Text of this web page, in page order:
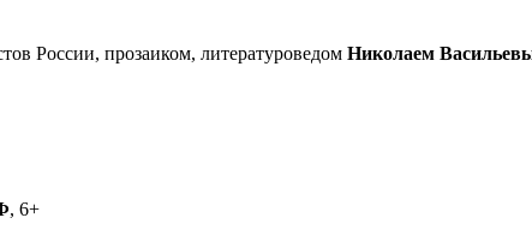
России, прозаиком, литературоведом Николаем
, 6+